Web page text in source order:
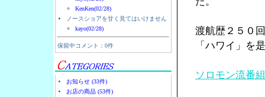
KenKen(02/28)
ノースショアを甘く見てはいけません
kayo(02/28)
保留中コメント：0件
お知らせ (33件)
お店の商品 (53件)
渡航歴２５０
「ハワイ」を
ソロモン流番